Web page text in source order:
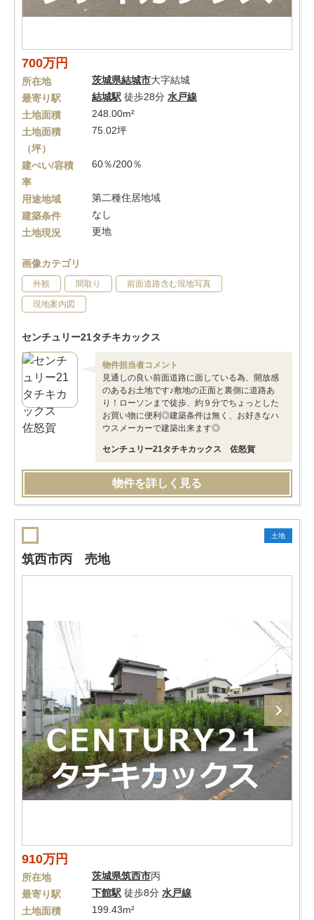
700万円
所在地 茨城県結城市大字結城
最寄り駅
結城駅 徒歩28分 水戸線
土地面積
248.00m²
土地面積
（坪）
75.02坪
建ぺい/容積
率
60％/200％
用途地域
第二種住居地域
建築条件
なし
土地現況
更地
画像カテゴリ
外観 間取り 前面道路含む現地写真
現地案内図
センチュリー21タチキカックス
物件担当者コメント
見通しの良い前面道路に面している為、開放感
のあるお土地です♪敷地の正面と裏側に道路あ
り！ローソンまで徒歩、約９分でちょっとした
お買い物に便利◎建築条件は無く、お好きなハ
ウスメーカーで建築出来ます◎
センチュリー21タチキカックス 佐怒賀
物件を詳しく見る
土地
筑西市丙 売地
910万円
所在地 茨城県筑西市丙
最寄り駅
下館駅 徒歩8分 水戸線
土地面積
199.43m²